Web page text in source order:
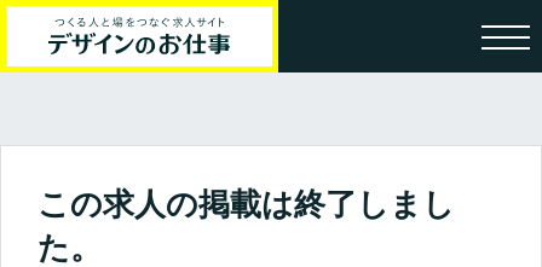
この求人の掲載は終了しまし
た。